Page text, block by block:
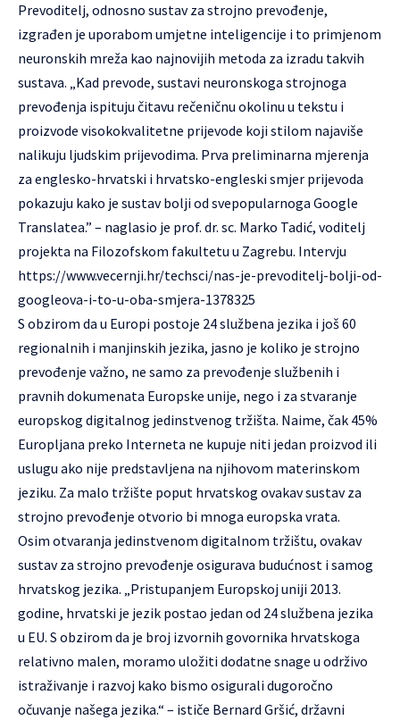
Prevoditelj, odnosno sustav za strojno prevođenje,
izgrađen je uporabom umjetne inteligencije i to primjenom
neuronskih mreža kao najnovijih metoda za izradu takvih
sustava. „Kad prevode, sustavi neuronskoga strojnoga
prevođenja ispituju čitavu rečeničnu okolinu u tekstu i
proizvode visokokvalitetne prijevode koji stilom najaviše
nalikuju ljudskim prijevodima. Prva preliminarna mjerenja
za englesko-hrvatski i hrvatsko-engleski smjer prijevoda
pokazuju kako je sustav bolji od svepopularnoga Google
Translatea.” – naglasio je prof. dr. sc. Marko Tadić, voditelj
projekta na Filozofskom fakultetu u Zagrebu. Intervju
https://www.vecernji.hr/techsci/nas-je-prevoditelj-bolji-od-
googleova-i-to-u-oba-smjera-1378325
S obzirom da u Europi postoje 24 službena jezika i još 60
regionalnih i manjinskih jezika, jasno je koliko je strojno
prevođenje važno, ne samo za prevođenje službenih i
pravnih dokumenata Europske unije, nego i za stvaranje
europskog digitalnog jedinstvenog tržišta. Naime, čak 45%
Europljana preko Interneta ne kupuje niti jedan proizvod ili
uslugu ako nije predstavljena na njihovom materinskom
jeziku. Za malo tržište poput hrvatskog ovakav sustav za
strojno prevođenje otvorio bi mnoga europska vrata.
Osim otvaranja jedinstvenom digitalnom tržištu, ovakav
sustav za strojno prevođenje osigurava budućnost i samog
hrvatskog jezika. „Pristupanjem Europskoj uniji 2013.
godine, hrvatski je jezik postao jedan od 24 službena jezika
u EU. S obzirom da je broj izvornih govornika hrvatskoga
relativno malen, moramo uložiti dodatne snage u održivo
istraživanje i razvoj kako bismo osigurali dugoročno
očuvanje našega jezika.“ – ističe Bernard Gršić, državni